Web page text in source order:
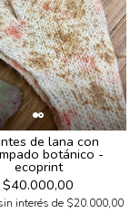
de lana con
botánico -
ecoprint
$40.000,00
interés de $20.000,00